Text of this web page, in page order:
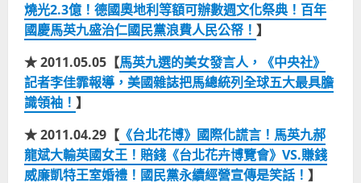
燒光2.3億！德國奧地利等額可辦數週文化祭典！百年
國慶馬英九盛治仁國民黨浪費人民公帑！ 】
★ 2011.05.05【馬英九選的美女發言人，《中央社》
記者李佳霏報導，美國雜誌把馬總統列全球五大最具膽
識領袖！ 】
★ 2011.04.29【 《台北花博》國際化謊言！馬英九郝
龍斌大輸英國女王！賠錢《台北花卉博覽會》VS.賺錢
威廉凱特王室婚禮！國民黨永續經營宣傳是笑話！ 】